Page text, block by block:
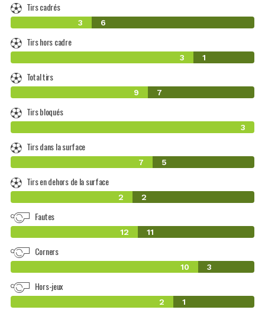
Tirs cadrés
3 6
Tirs hors cadre
3 1
Total tirs
9 7
Tirs bloqués
3
Tirs dans la surface
7 5
Tirs en dehors de la surface
2 2
Fautes
12 11
Corners
10 3
Hors-jeux
2 1